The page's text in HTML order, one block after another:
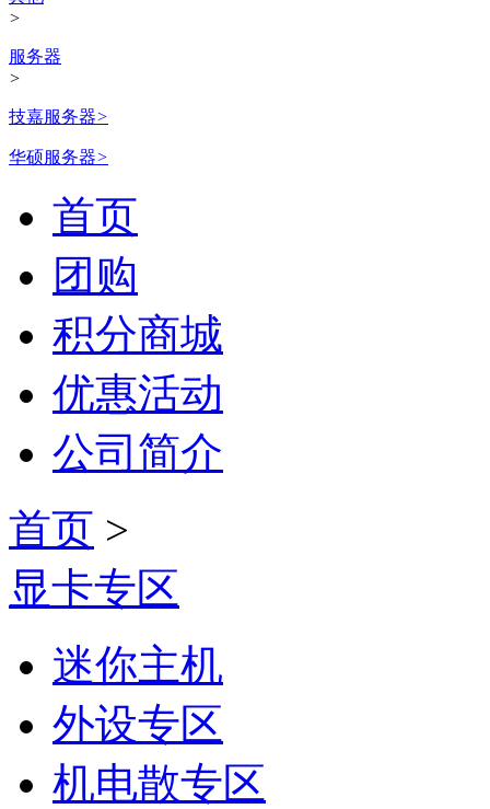
>
服务器
>
技嘉服务器>
华硕服务器>
首页
团购
积分商城
优惠活动
公司简介
首页 >
显卡专区
迷你主机
外设专区
机电散专区